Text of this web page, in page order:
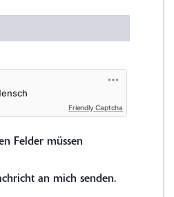
Friendly Captcha
Felder müssen
an mich senden.